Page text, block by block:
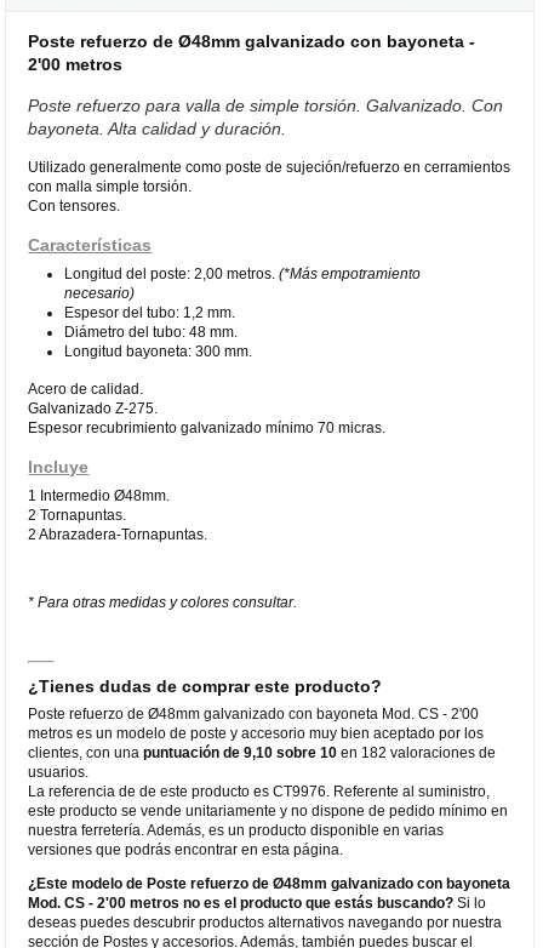
Poste refuerzo de Ø48mm galvanizado con bayoneta -
2'00 metros
Poste refuerzo para valla de simple torsión. Galvanizado. Con
bayoneta. Alta calidad y duración.
Utilizado generalmente como poste de sujeción/refuerzo en cerramientos
con malla simple torsión.
Con tensores.
Características
Longitud del poste: 2,00 metros.(*Más empotramiento
necesario)
Espesor del tubo: 1,2 mm.
Diámetro del tubo: 48 mm.
Longitud bayoneta: 300 mm.
Acero de calidad.
Galvanizado Z-275.
Espesor recubrimiento galvanizado mínimo 70 micras.
Incluye
1 Intermedio Ø48mm.
2 Tornapuntas.
2 Abrazadera-Tornapuntas.
* Para otras medidas y colores consultar.
¿Tienes dudas de comprar este producto?
Poste refuerzo de Ø48mm galvanizado con bayoneta Mod. CS - 2'00
metros es un modelo de poste y accesorio muy bien aceptado por los
clientes, con unapuntuación de 9,10 sobre 10 en 182 valoraciones de
usuarios.
La referencia de de este producto es CT9976. Referente al suministro,
este producto se vende unitariamente y no dispone de pedido mínimo en
nuestra ferretería. Además, es un producto disponible en varias
versiones que podrás encontrar en esta página.
¿Este modelo de Poste refuerzo de Ø48mm galvanizado con bayoneta
Mod. CS - 2'00 metros no es el producto que estás buscando? Si lo
deseas puedes descubrir productos alternativos navegando por nuestra
sección de Postes y accesorios. Además, también puedes buscar el